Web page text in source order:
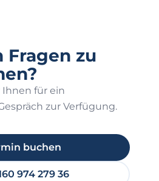
Fragen zu
Ihnen für ein
zur Verfügung.
buchen
974 279 36